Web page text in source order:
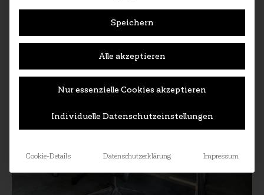
Speichern
Alle akzeptieren
Nur essenzielle Cookies akzeptieren
Individuelle Datenschutzeinstellungen
Cookie-Details Datenschutzerklärung Impressum